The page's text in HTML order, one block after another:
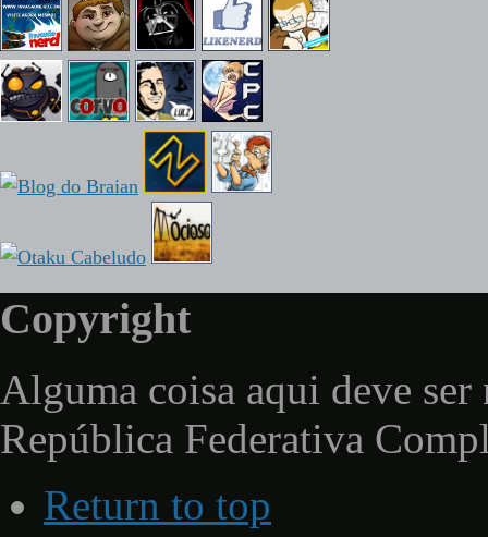
Copyright
Alguma coisa aqui deve ser
República Federativa
Return to top